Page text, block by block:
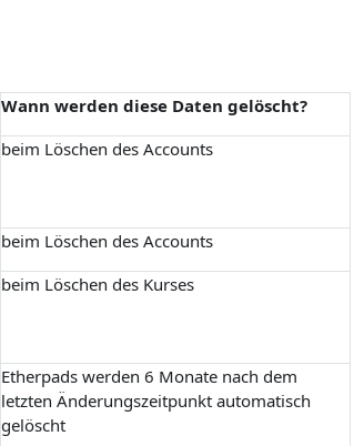
Wann werden diese Daten gelöscht?
beim Löschen des Accounts
beim Löschen des Accounts
beim Löschen des Kurses
Etherpads werden 6 Monate nach dem
letzten Änderungszeitpunkt automatisch
gelöscht